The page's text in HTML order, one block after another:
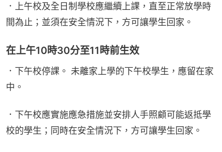
．上午校及全日制學校應繼續上課，直至正常放學時
間為止；並須在安全情況下，方可讓學生回家。
在上午10時30分至11時前生效
．下午校停課。 未離家上學的下午校學生，應留在家
中。
．下午校應實施應急措施並安排人手照顧可能返抵學
校的學生；同時在安全情況下，方可讓學生回家。